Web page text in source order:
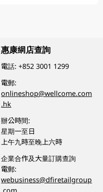
惠康網店查詢
電話:+852 3001 1299
電郵:
onlineshop@wellcome.com
.hk
辦公時間:
星期一至日
上午九時至晚上六時
企業合作及大量訂購查詢
電郵:
webusiness@dfiretailgroup